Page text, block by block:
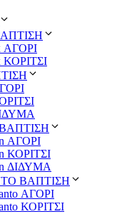
ΑΓΟΡΙ
ΚΟΡΙΤΣΙ
ΑΓΟΡΙ
ΚΟΡΙΤΣΙ
ΔΙΔΥΜΑ
ΒΑΠΤΙΣΗ
ΑΓΟΡΙ
ΚΟΡΙΤΣΙ